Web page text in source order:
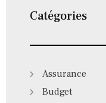
Catégories
Assurance
Budget